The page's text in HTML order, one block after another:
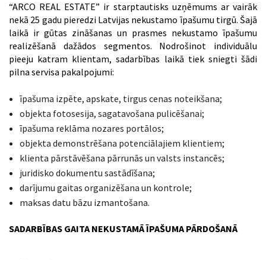
“ARCO REAL ESTATE” ir starptautisks uzņēmums ar vairāk
nekā 25 gadu pieredzi Latvijas nekustamo īpašumu tirgū. Šajā
laikā ir gūtas zināšanas un prasmes nekustamo īpašumu
realizēšanā dažādos segmentos. Nodrošinot individuālu
pieeju katram klientam, sadarbības laikā tiek sniegti šādi
pilna servisa pakalpojumi:
īpašuma izpēte, apskate, tirgus cenas noteikšana;
objekta fotosesija, sagatavošana pulicēšanai;
īpašuma reklāma nozares portālos;
objekta demonstrēšana potenciālajiem klientiem;
klienta pārstāvēšana pārrunās un valsts instancēs;
juridisko dokumentu sastādīšana;
darījumu gaitas organizēšana un kontrole;
maksas datu bāzu izmantošana.
SADARBĪBAS GAITA NEKUSTAMĀ ĪPAŠUMA PĀRDOŠANĀ